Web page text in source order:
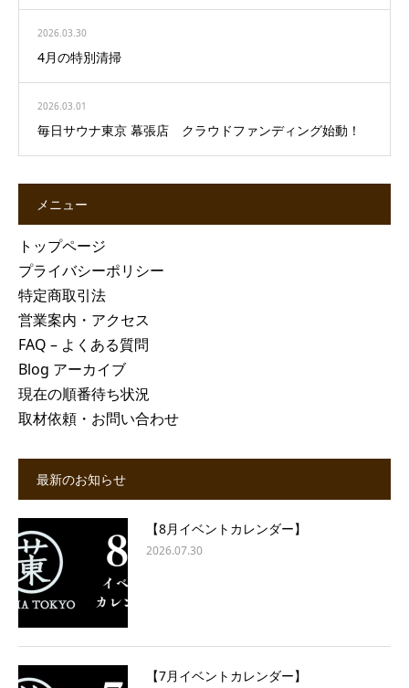
2026.03.30
4月の特別清掃
2026.03.01
毎日サウナ東京 幕張店 クラウドファンディング始動！
メニュー
トップページ
プライバシーポリシー
特定商取引法
営業案内・アクセス
FAQ – よくある質問
Blog アーカイブ
現在の順番待ち状況
取材依頼・お問い合わせ
最新のお知らせ
【8月イベントカレンダー】
2026.07.30
【7月イベントカレンダー】